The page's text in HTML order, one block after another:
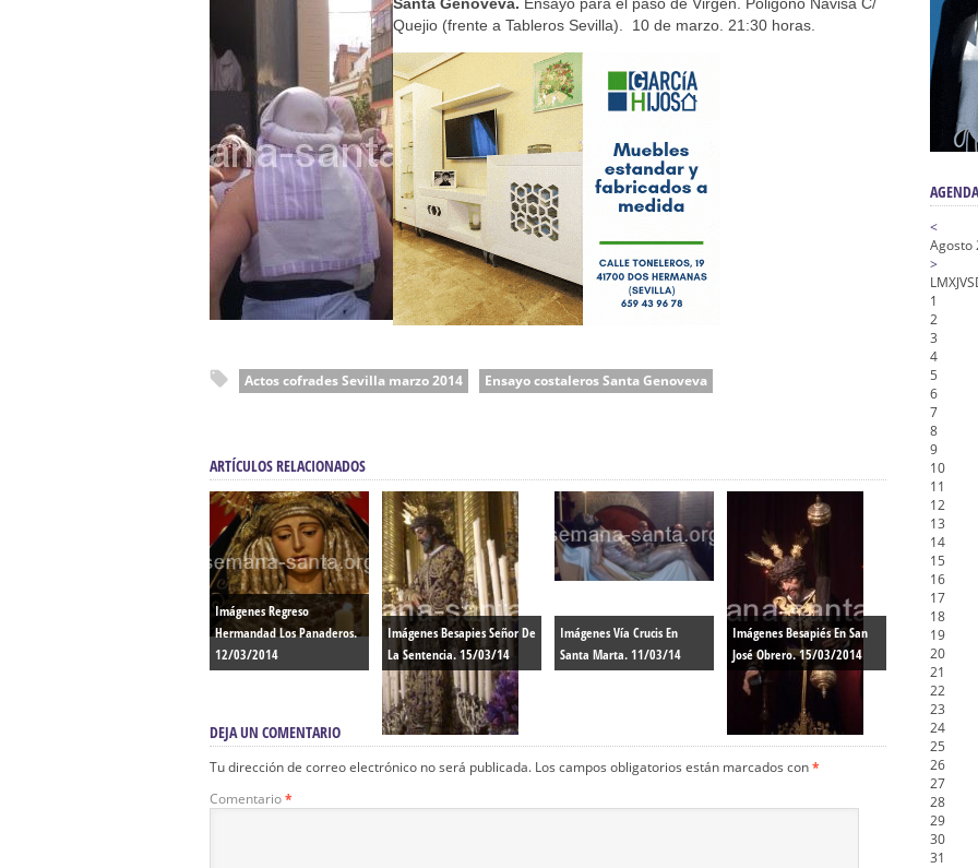
Solemne y devoto Besamanos en honor de María Santísima en su Soledad – San Lorenzo
Función Principal de Instituto a la Virgen del Valle
Besapié y Besamano en la Quinta Angustia
Gitanos: Besamanos del Señor de la Salud
Besamanos del Señor de la Divina Misericordia, Vía Crucis y Traslado – Siete Palabras
Quejio (frente a Tableros Sevilla). 10 de marzo. 21:30 horas.
Actos cofrades Sevilla marzo 2014 Ensayo costaleros Santa Genoveva
ARTÍCULOS RELACIONADOS
Imágenes Regreso
Hermandad Los Panaderos.
12/03/2014
Imágenes Besapies Señor De
La Sentencia. 15/03/14
Imágenes Vía Crucis En
Santa Marta. 11/03/14
Imágenes Besapiés En San
José Obrero. 15/03/2014
DEJA UN COMENTARIO
Tu dirección de correo electrónico no será publicada. Los campos obligatorios están marcados con*
Comentario*
<
Agosto
>
LMXJVS
1
2
3
4
5
6
7
8
9
10
11
12
13
14
15
16
17
18
19
20
21
22
23
24
25
26
27
28
29
30
31